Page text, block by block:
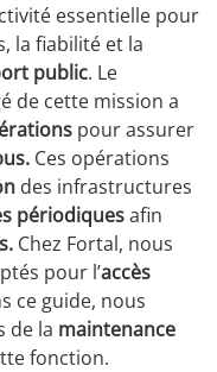
essentielle pour
la fiabilité et la
public. Le
de cette mission a
pour assurer
Ces opérations
des infrastructures
périodiquesafin
Chez Fortal, nous
pour l’accès
ce guide, nous
de la maintenance
fonction.